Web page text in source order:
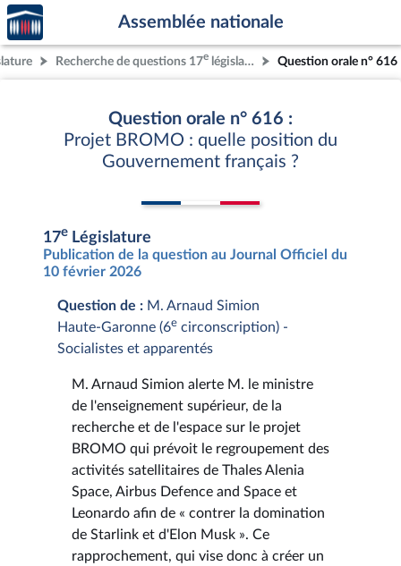
Aller au contenu
Aller en bas de la page
Accèder
à la
page
d'accueil
Assemblée nationale
Recherche de questions 17e législature Question orale n° 616
Question orale n° 616 :
Projet BROMO : quelle position du
Gouvernement français ?
17e Législature
Publication de la question au Journal Officiel du
10 février 2026
Question de : M. Arnaud Simion
Haute-Garonne (6e circonscription) -
Socialistes et apparentés
M. Arnaud Simion alerte M. le ministre
de l'enseignement supérieur, de la
recherche et de l'espace sur le projet
BROMO qui prévoit le regroupement des
activités satellitaires de Thales Alenia
Space, Airbus Defence and Space et
Leonardo afin de « contrer la domination
de Starlink et d'Elon Musk ». Ce
rapprochement, qui vise donc à créer un